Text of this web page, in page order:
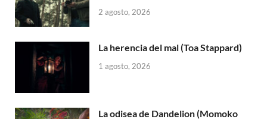
2 agosto, 2026
La herencia del mal (Toa Stappard)
1 agosto, 2026
La odisea de Dandelion (Momoko